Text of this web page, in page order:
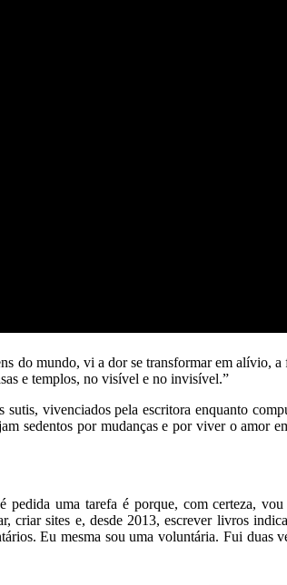
do mundo, vi a dor se transformar em alívio,
e templos, no visível e no invisível.”
vivenciados pela escritora enquanto
sedentos por mudanças e por viver o amor
uma tarefa é porque, com certeza,
criar sites e, desde 2013, escrever livros
Eu mesma sou uma voluntária. Fui duas